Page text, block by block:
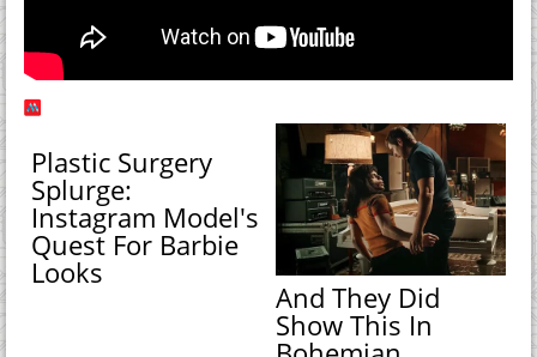
Plastic Surgery
Splurge:
Instagram Model's
Quest For Barbie
Looks
And They Did
Show This In